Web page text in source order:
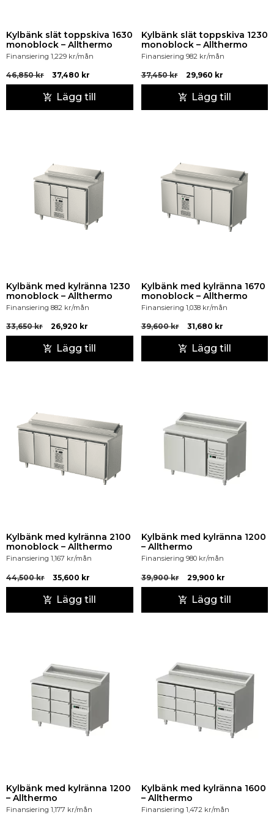
Kylbänk slät toppskiva 1630
monoblock – Allthermo
Finansiering 1,229 kr/mån
46,850kr 37,480 kr
Lägg till
Kylbänk slät toppskiva 1230
monoblock – Allthermo
Finansiering 982 kr/mån
37,450kr 29,960 kr
Lägg till
Kylbänk med kylränna 1230
monoblock – Allthermo
Finansiering 882 kr/mån
33,650kr 26,920 kr
Lägg till
Kylbänk med kylränna 1670
monoblock – Allthermo
Finansiering 1,038 kr/mån
39,600kr 31,680 kr
Lägg till
Kylbänk med kylränna 2100
monoblock – Allthermo
Finansiering 1,167 kr/mån
44,500kr 35,600 kr
Lägg till
Kylbänk med kylränna 1200
– Allthermo
Finansiering 980 kr/mån
39,900kr 29,900 kr
Lägg till
Kylbänk med kylränna 1200
– Allthermo
Finansiering 1,177 kr/mån
Kylbänk med kylränna 1600
– Allthermo
Finansiering 1,472 kr/mån